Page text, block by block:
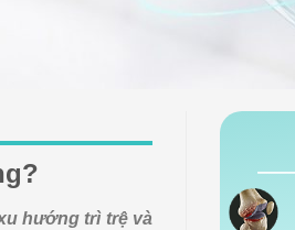
hướng trì trệ và